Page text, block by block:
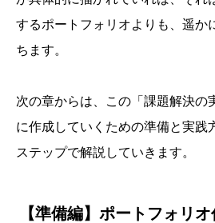
するポートフォリオよりも、遥か
ちます。
次の章からは、この「課題解決の
に作成していくための準備と実践
ステップで解説していきます。
【準備編】ポートフォリ